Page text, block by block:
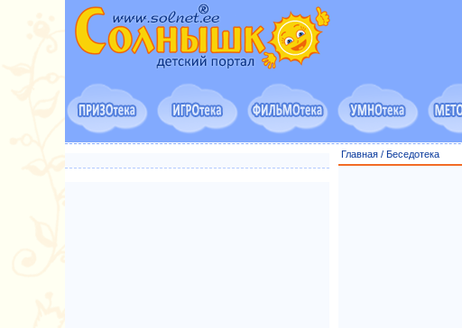
Главная/ Беседотека